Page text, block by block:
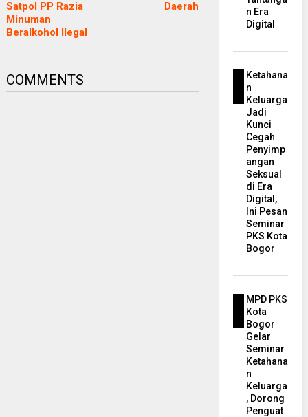
Satpol PP Razia
Minuman
Beralkohol Ilegal
Daerah
COMMENTS
n Era
Digital
Ketahana
n
Keluarga
Jadi
Kunci
Cegah
Penyimp
angan
Seksual
di Era
Digital,
Ini Pesan
Seminar
PKS Kota
Bogor
MPD PKS
Kota
Bogor
Gelar
Seminar
Ketahana
n
Keluarga
, Dorong
Penguat